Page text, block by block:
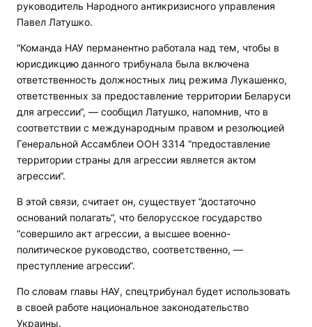
руководитель Народного антикризисного управления
Павел Латушко.
“Команда НАУ перманентно работала над тем, чтобы в
юрисдикцию данного трибунала была включена
ответственность должностных лиц режима Лукашенко,
ответственных за предоставление территории Беларуси
для агрессии“, — сообщил Латушко, напомнив, что в
соответствии с международным правом и резолюцией
Генеральной Ассамблеи ООН 3314 “предоставление
территории страны для агрессии является актом
агрессии“.
В этой связи, считает он, существует “достаточно
оснований полагать“, что белорусское государство
“совершило акт агрессии, а высшее военно-
политическое руководство, соответственно, —
преступление агрессии“.
По словам главы НАУ, спецтрибунал будет использовать
в своей работе национальное законодательство
Украины.